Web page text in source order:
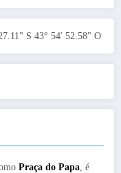
S 43° 54' 52.58" O
Praça do Papa , é